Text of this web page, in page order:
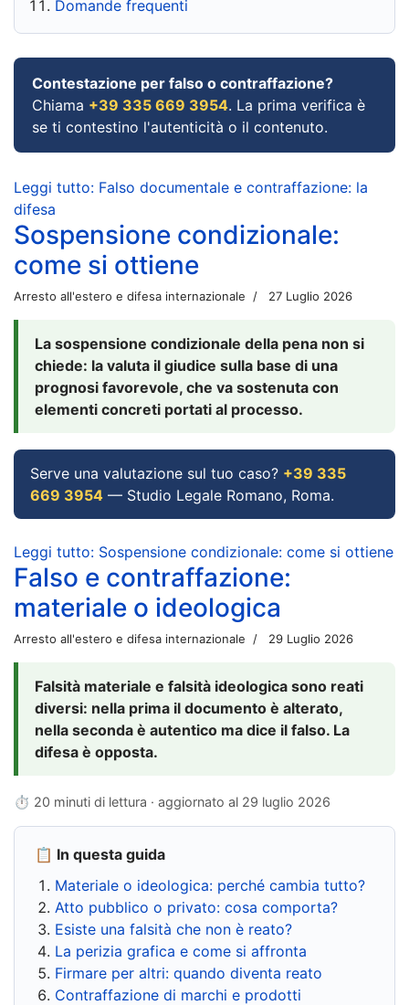
Domande frequenti
Contestazione per falso o contraffazione?
Chiama +39 335 669 3954. La prima verifica è
se ti contestino l'autenticità o il contenuto.
Leggi tutto: Falso documentale e contraffazione: la
difesa
Sospensione condizionale:
come si ottiene
Arresto all'estero e difesa internazionale 27 Luglio 2026
La sospensione condizionale della pena non si
chiede: la valuta il giudice sulla base di una
prognosi favorevole, che va sostenuta con
elementi concreti portati al processo.
Serve una valutazione sul tuo caso? +39 335
669 3954 — Studio Legale Romano, Roma.
Leggi tutto: Sospensione condizionale: come si ottiene
Falso e contraffazione:
materiale o ideologica
Arresto all'estero e difesa internazionale 29 Luglio 2026
Falsità materiale e falsità ideologica sono reati
diversi: nella prima il documento è alterato,
nella seconda è autentico ma dice il falso. La
difesa è opposta.
⏱ 20 minuti di lettura · aggiornato al 29 luglio 2026
📋 In questa guida
Materiale o ideologica: perché cambia tutto?
Atto pubblico o privato: cosa comporta?
Esiste una falsità che non è reato?
La perizia grafica e come si affronta
Firmare per altri: quando diventa reato
Contraffazione di marchi e prodotti